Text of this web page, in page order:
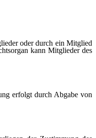
oder durch ein Mitglied
kann Mitglieder des
erfolgt durch Abgabe von